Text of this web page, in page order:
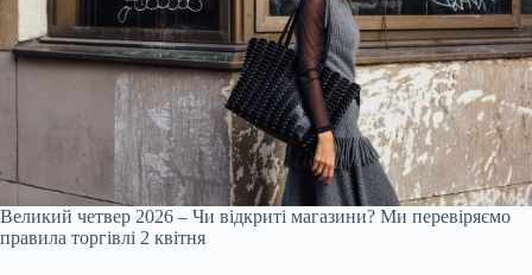
Великий четвер 2026 – Чи відкриті магазини? Ми перевіряємо
правила торгівлі 2 квітня